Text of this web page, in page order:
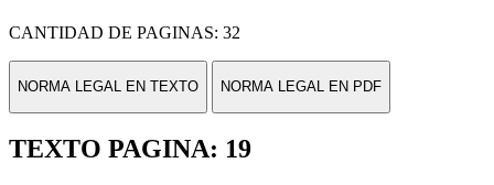
CANTIDAD DE PAGINAS: 32
NORMA LEGAL EN TEXTO NORMA LEGAL EN PDF
TEXTO PAGINA: 19